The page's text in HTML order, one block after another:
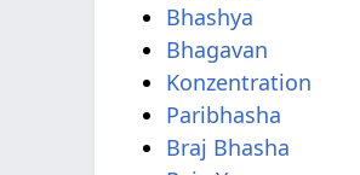
Bhashya
Bhagavan
Konzentration
Paribhasha
Braj Bhasha